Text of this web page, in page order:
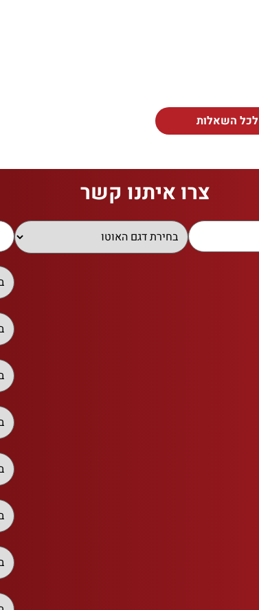
לכל השאלות
צרו איתנו קשר